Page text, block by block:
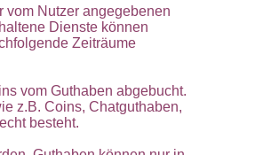
vom Nutzer angegebenen
Dienste können
Zeiträume
vom Guthaben abgebucht.
z.B. Coins, Chatguthaben,
besteht.